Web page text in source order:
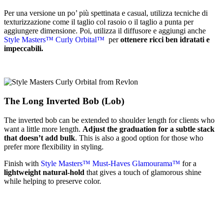
Per una versione un po’ più spettinata e casual, utilizza tecniche di
texturizzazione come il taglio col rasoio o il taglio a punta per
aggiungere dimensione. Poi, utilizza il diffusore e aggiungi anche
Style Masters™ Curly Orbital™ perottenere ricci ben idratati e
impeccabili.
The Long Inverted Bob (Lob)
The inverted bob can be extended to shoulder length for clients who
want a little more length. Adjust the graduation for a subtle stack
that doesn’t add bulk. This is also a good option for those who
prefer more flexibility in styling.
Finish with Style Masters™ Must-Haves Glamourama™ for a
lightweight natural-hold that gives a touch of glamorous shine
while helping to preserve color.